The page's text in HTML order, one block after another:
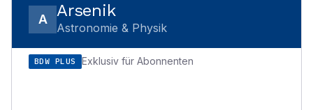
A Arsenik
Astronomie & Physik
BDW PLUS Exklusiv für Abonnenten